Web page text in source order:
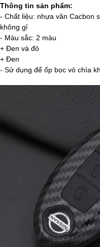
Thông tin sản phẩm:
- Chất liệu: nhựa vân Cacbon
không gỉ
- Màu sắc: 2 màu
+ Đen và đỏ
+ Đen
- Sử dụng để ốp bọc vỏ chìa